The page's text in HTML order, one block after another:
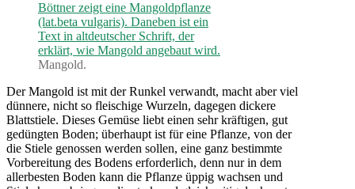
Mangold.
Der Mangold ist mit der Runkel verwandt, macht aber viel
dünnere, nicht so fleischige Wurzeln, dagegen dickere
Blattstiele. Dieses Gemüse liebt einen sehr kräftigen, gut
gedüngten Boden; überhaupt ist für eine Pflanze, von der
die Stiele genossen werden sollen, eine ganz bestimmte
Vorbereitung des Bodens erforderlich, denn nur in dem
allerbesten Boden kann die Pflanze üppig wachsen und